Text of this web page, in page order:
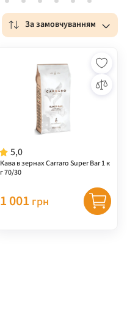
За замовчуванням
5,0
Кава в зернах Carraro Super Bar 1 к
г 70/30
1 001 грн